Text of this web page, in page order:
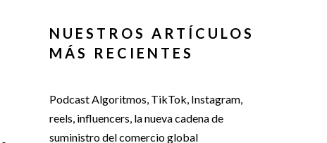
NUESTROS ARTÍCULOS
MÁS RECIENTES
Podcast Algoritmos, TikTok, Instagram,
reels, influencers, la nueva cadena de
suministro del comercio global